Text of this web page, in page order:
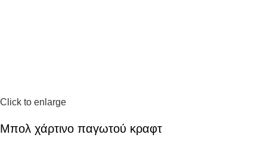
Click to enlarge
Μπολ χάρτινο παγωτού κραφτ